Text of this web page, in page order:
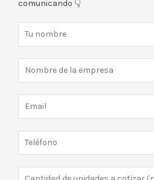
comunicando 👇